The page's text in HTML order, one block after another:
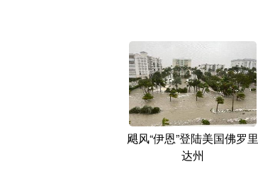
飓风“伊恩”登陆美国佛罗里
达州